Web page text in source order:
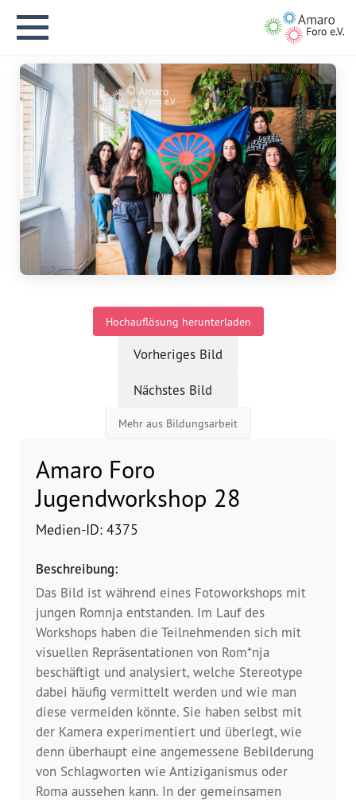
English version
Aktuelles
Über uns
Standorte
Dachorganisationen
Anlaufstelle Nevo Foro (Neue
Stadt)
Bildungsangebote für
Leistungsbehörden und
Sozialberatungsstellen
Dokumentationsstelle
Antiziganismus – DOSTA
Internationale Jugendarbeit
Hochauflösung herunterladen
Vorheriges Bild
Nächstes Bild
Mehr aus Bildungsarbeit
Amaro Foro
Jugendworkshop 28
Medien-ID: 4375
Beschreibung:
Das Bild ist während eines Fotoworkshops mit
jungen Romnja entstanden. Im Lauf des
Workshops haben die Teilnehmenden sich mit
visuellen Repräsentationen von Rom*nja
beschäftigt und analysiert, welche Stereotype
dabei häufig vermittelt werden und wie man
diese vermeiden könnte. Sie haben selbst mit
der Kamera experimentiert und überlegt, wie
denn überhaupt eine angemessene Bebilderung
von Schlagworten wie Antiziganismus oder
Roma aussehen kann. In der gemeinsamen